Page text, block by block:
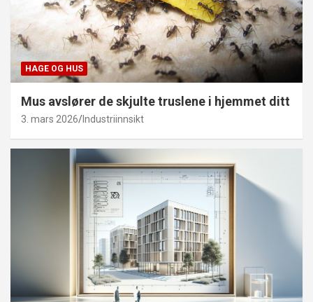
HAGE OG HUS
Mus avslører de skjulte truslene i hjemmet ditt
3. mars 2026 Industriinnsikt